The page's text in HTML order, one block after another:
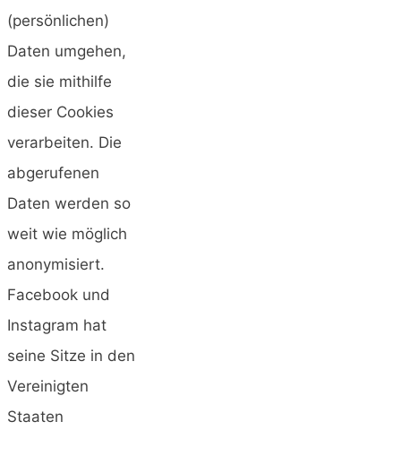
(persönlichen)
Daten umgehen,
die sie mithilfe
dieser Cookies
verarbeiten. Die
abgerufenen
Daten werden so
weit wie möglich
anonymisiert.
Facebook und
Instagram hat
seine Sitze in den
Vereinigten
Staaten